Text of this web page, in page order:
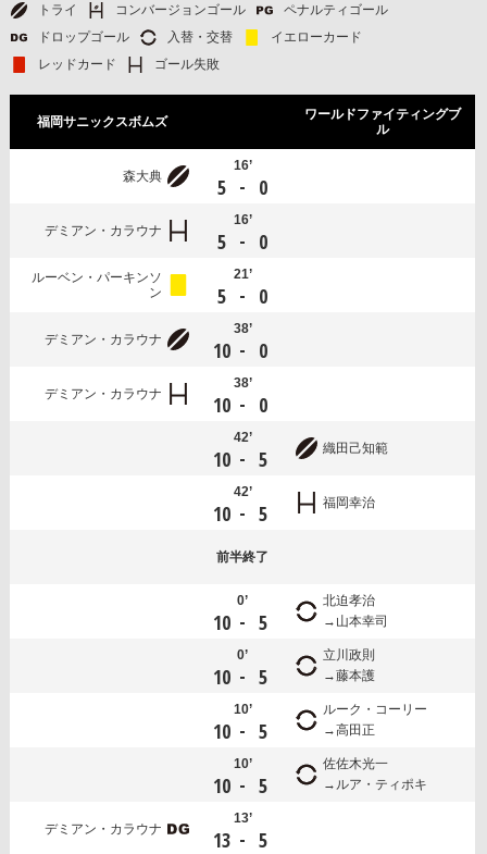
トライ コンバージョンゴール
ペナルティゴール
ドロップゴール
入替・交替
イエローカード
レッドカード
ゴール失敗
福岡サニックスボムズ
ワールドファイティングブ
ル
森大典
16’
5 - 0
デミアン・カラウナ
16’
5 - 0
ルーベン・パーキンソ
ン
21’
5 - 0
デミアン・カラウナ
38’
10 - 0
デミアン・カラウナ
38’
10 - 0
42’
10 - 5 織田己知範
42’
10 - 5 福岡幸治
前半終了
0’
10 - 5
北迫孝治
山本幸司
0’
10 - 5
立川政則
藤本護
10’
10 - 5
ルーク・コーリー
高田正
10’
10 - 5
佐佐木光一
ルア・ティポキ
デミアン・カラウナ
13’
13 - 5